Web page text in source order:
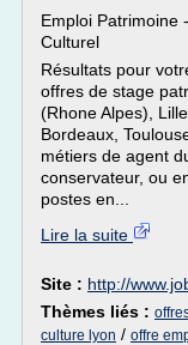
Emploi Patrimoine
Culturel
Résultats pour
offres de stage
(Rhone Alpes),
Bordeaux,
métiers de agent
conservateur, ou
postes en...
Lire la suite
Site : http://
Thèmes liés :
culture lyon / offre